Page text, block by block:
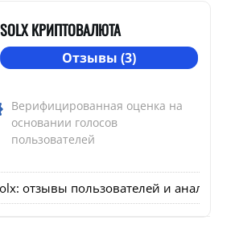
SOLX КРИПТОВАЛЮТА
Отзывы (3)
Верифицированная оценка на
основании голосов
пользователей
отзывы пользователей и анализ